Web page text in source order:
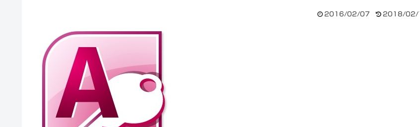
2016/02/07 2018/02/